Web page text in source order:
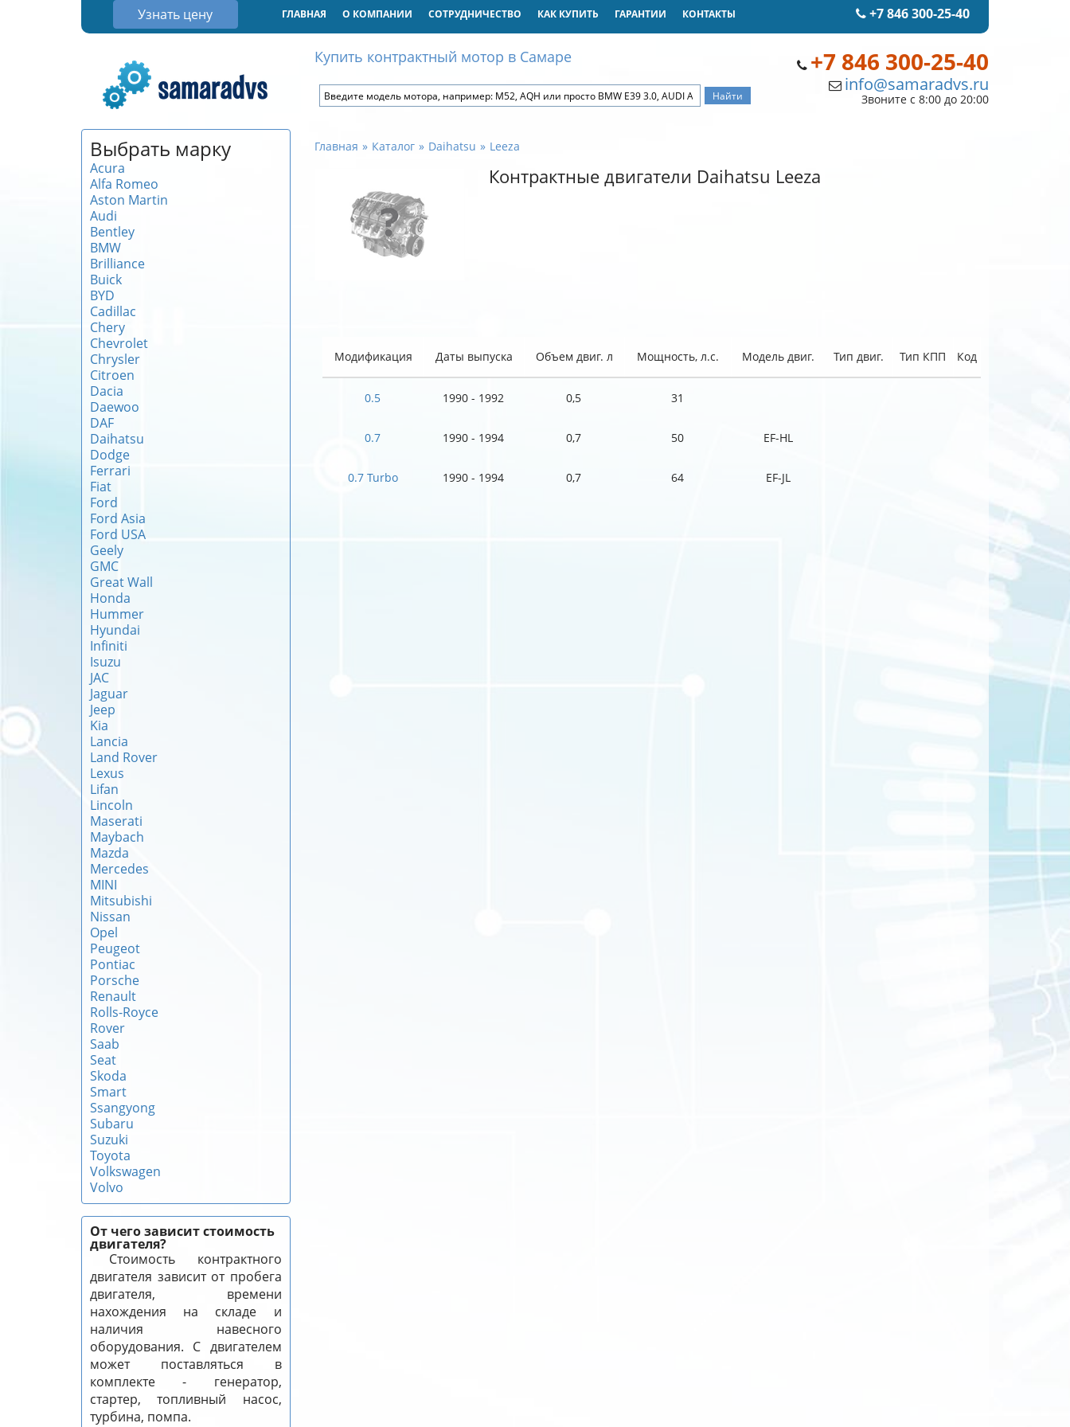
Узнать цену +7 846 300-25-40
ГЛАВНАЯ О КОМПАНИИ СОТРУДНИЧЕСТВО КАК КУПИТЬ ГАРАНТИИ КОНТАКТЫ
+7 846 300-25-40
info@samaradvs.ru
Звоните с 8:00 до 20:00
Купить контрактный мотор в Самаре
Выбрать марку
Acura
Alfa Romeo
Aston Martin
Audi
Bentley
BMW
Brilliance
Buick
BYD
Cadillac
Chery
Chevrolet
Chrysler
Citroen
Dacia
Daewoo
DAF
Daihatsu
Dodge
Ferrari
Fiat
Ford
Ford Asia
Ford USA
Geely
GMC
Great Wall
Honda
Hummer
Hyundai
Infiniti
Isuzu
JAC
Jaguar
Jeep
Kia
Lancia
Land Rover
Lexus
Lifan
Lincoln
Maserati
Maybach
Mazda
Mercedes
MINI
Mitsubishi
Nissan
Opel
Peugeot
Pontiac
Porsche
Renault
Rolls-Royce
Rover
Saab
Seat
Skoda
Smart
Ssangyong
Subaru
Suzuki
Toyota
Volkswagen
Volvo
От чего зависит стоимость
двигателя?
Стоимость контрактного
двигателя зависит от пробега
двигателя, времени
нахождения на складе и
наличия навесного
оборудования. С двигателем
может поставляться в
комплекте - генератор,
стартер, топливный насос,
турбина, помпа.
Главная Каталог Daihatsu Leeza
Контрактные двигатели Daihatsu Leeza
Модификация Даты выпуска Объем двиг. л Мощность, л.с. Модель двиг. Тип двиг. Тип КПП Код
0.5 1990 - 1992 0,5 31
0.7 1990 - 1994 0,7 50 EF-HL
0.7 Turbo 1990 - 1994 0,7 64 EF-JL